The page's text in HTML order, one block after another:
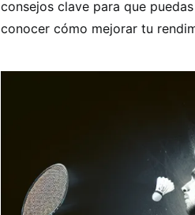
consejos clave para que
conocer cómo mejorar tu